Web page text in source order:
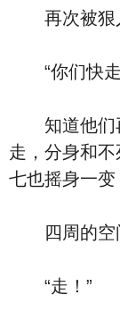
再次被狠
“你们快走
知道他们再
走，分身和
七也摇身一变
四周的空
“走！”